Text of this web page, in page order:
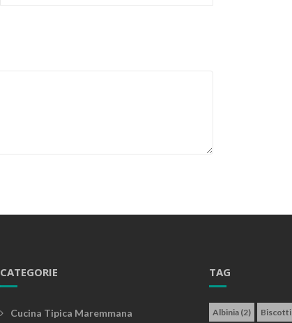
CATEGORIE
Cucina Tipica Maremmana
TAG
Albinia (2) Biscotti